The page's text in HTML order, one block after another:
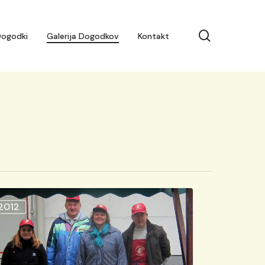
Galerija Dogodkov Kontakt